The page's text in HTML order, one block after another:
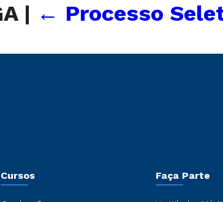
| ← Processo
Cursos Faça Parte